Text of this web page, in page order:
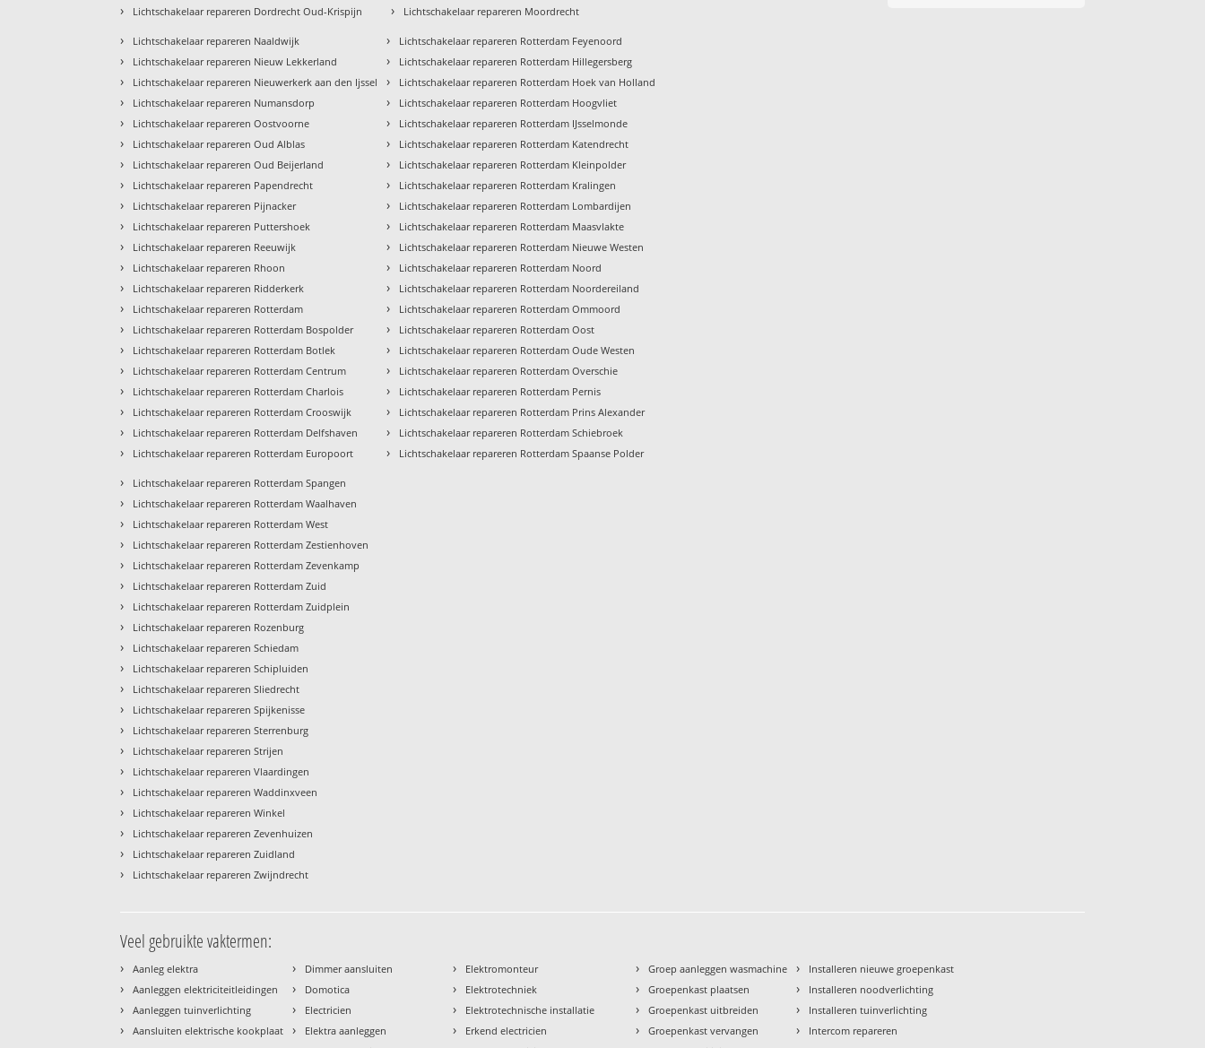
› Lichtschakelaar repareren Dordrecht Oud-Krispijn › Lichtschakelaar repareren Moordrecht
› Lichtschakelaar repareren Naaldwijk
› Lichtschakelaar repareren Nieuw Lekkerland
› Lichtschakelaar repareren Nieuwerkerk aan den Ijssel
› Lichtschakelaar repareren Numansdorp
› Lichtschakelaar repareren Oostvoorne
› Lichtschakelaar repareren Oud Alblas
› Lichtschakelaar repareren Oud Beijerland
› Lichtschakelaar repareren Papendrecht
› Lichtschakelaar repareren Pijnacker
› Lichtschakelaar repareren Puttershoek
› Lichtschakelaar repareren Reeuwijk
› Lichtschakelaar repareren Rhoon
› Lichtschakelaar repareren Ridderkerk
› Lichtschakelaar repareren Rotterdam
› Lichtschakelaar repareren Rotterdam Bospolder
› Lichtschakelaar repareren Rotterdam Botlek
› Lichtschakelaar repareren Rotterdam Centrum
› Lichtschakelaar repareren Rotterdam Charlois
› Lichtschakelaar repareren Rotterdam Crooswijk
› Lichtschakelaar repareren Rotterdam Delfshaven
› Lichtschakelaar repareren Rotterdam Europoort
› Lichtschakelaar repareren Rotterdam Feyenoord
› Lichtschakelaar repareren Rotterdam Hillegersberg
› Lichtschakelaar repareren Rotterdam Hoek van Holland
› Lichtschakelaar repareren Rotterdam Hoogvliet
› Lichtschakelaar repareren Rotterdam IJsselmonde
› Lichtschakelaar repareren Rotterdam Katendrecht
› Lichtschakelaar repareren Rotterdam Kleinpolder
› Lichtschakelaar repareren Rotterdam Kralingen
› Lichtschakelaar repareren Rotterdam Lombardijen
› Lichtschakelaar repareren Rotterdam Maasvlakte
› Lichtschakelaar repareren Rotterdam Nieuwe Westen
› Lichtschakelaar repareren Rotterdam Noord
› Lichtschakelaar repareren Rotterdam Noordereiland
› Lichtschakelaar repareren Rotterdam Ommoord
› Lichtschakelaar repareren Rotterdam Oost
› Lichtschakelaar repareren Rotterdam Oude Westen
› Lichtschakelaar repareren Rotterdam Overschie
› Lichtschakelaar repareren Rotterdam Pernis
› Lichtschakelaar repareren Rotterdam Prins Alexander
› Lichtschakelaar repareren Rotterdam Schiebroek
› Lichtschakelaar repareren Rotterdam Spaanse Polder
› Lichtschakelaar repareren Rotterdam Spangen
› Lichtschakelaar repareren Rotterdam Waalhaven
› Lichtschakelaar repareren Rotterdam West
› Lichtschakelaar repareren Rotterdam Zestienhoven
› Lichtschakelaar repareren Rotterdam Zevenkamp
› Lichtschakelaar repareren Rotterdam Zuid
› Lichtschakelaar repareren Rotterdam Zuidplein
› Lichtschakelaar repareren Rozenburg
› Lichtschakelaar repareren Schiedam
› Lichtschakelaar repareren Schipluiden
› Lichtschakelaar repareren Sliedrecht
› Lichtschakelaar repareren Spijkenisse
› Lichtschakelaar repareren Sterrenburg
› Lichtschakelaar repareren Strijen
› Lichtschakelaar repareren Vlaardingen
› Lichtschakelaar repareren Waddinxveen
› Lichtschakelaar repareren Winkel
› Lichtschakelaar repareren Zevenhuizen
› Lichtschakelaar repareren Zuidland
› Lichtschakelaar repareren Zwijndrecht
Veel gebruikte vaktermen:
› Aanleg elektra
› Aanleggen elektriciteitleidingen
› Aanleggen tuinverlichting
› Aansluiten elektrische kookplaat
› Dimmer aansluiten
› Domotica
› Electricien
› Elektra aanleggen
› Elektromonteur
› Elektrotechniek
› Elektrotechnische installatie
› Erkend electricien
› Groep aanleggen wasmachine
› Groepenkast plaatsen
› Groepenkast uitbreiden
› Groepenkast vervangen
› Installeren nieuwe groepenkast
› Installeren noodverlichting
› Installeren tuinverlichting
› Intercom repareren